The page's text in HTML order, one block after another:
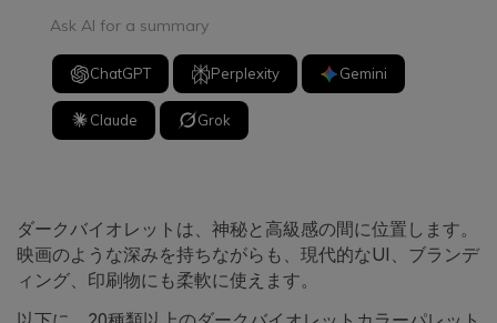
Ask AI for a summary
ChatGPT Perplexity Gemini
Claude Grok
ダークバイオレットは、神秘と高級感の間に位置します。
映画のような深みを持ちながらも、現代的なUI、ブランデ
ィング、印刷物にも柔軟に使えます。